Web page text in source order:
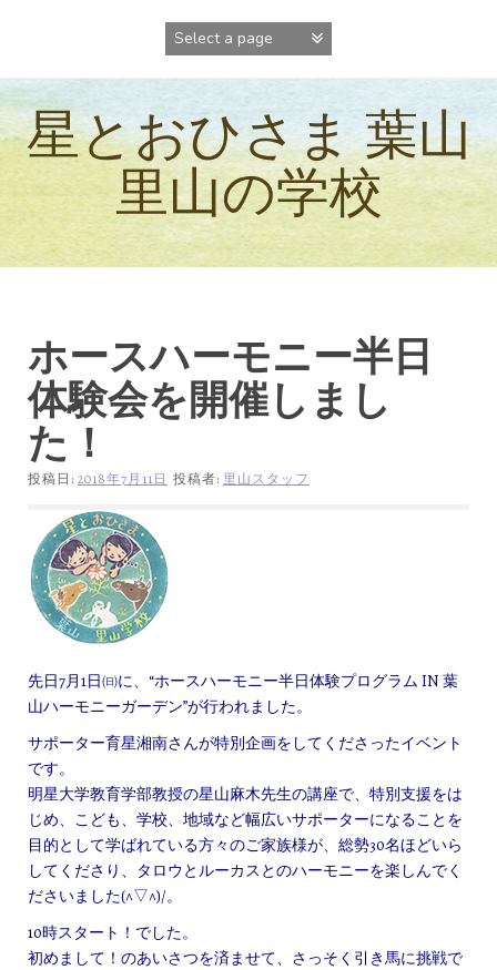
ン
ツ
ス
プ
星とおひさま 葉山
里山の学校
ホースハーモニー半日
体験会を開催しまし
た！
投稿日: 2018年7月11日 投稿者: 里山スタッフ
先日7月1日㈰に、“ホースハーモニー半日体験プログラム IN 葉
山ハーモニーガーデン”が行われました。
サポーター育星湘南さんが特別企画をしてくださったイベント
です。
明星大学教育学部教授の星山麻木先生の講座で、特別支援をは
じめ、こども、学校、地域など幅広いサポーターになることを
目的として学ばれている方々のご家族様が、総勢30名ほどいら
してくださり、タロウとルーカスとのハーモニーを楽しんでく
ださいました(^▽^)/。
10時スタート！でした。
初めまして！のあいさつを済ませて、さっそく引き馬に挑戦で